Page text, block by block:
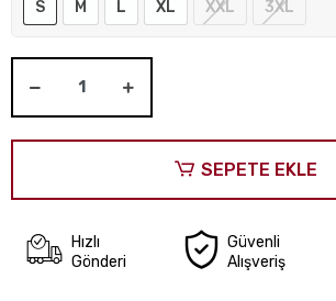
S
M L XL XXL 3XL
SEPETE EKLE
Hızlı
Gönderi
Güvenli
Alışveriş